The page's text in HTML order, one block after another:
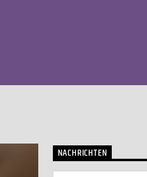
NACHRICHTEN